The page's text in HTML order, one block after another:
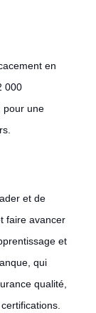
en
000
pour une
et de
faire avancer
et
qui
qualité,